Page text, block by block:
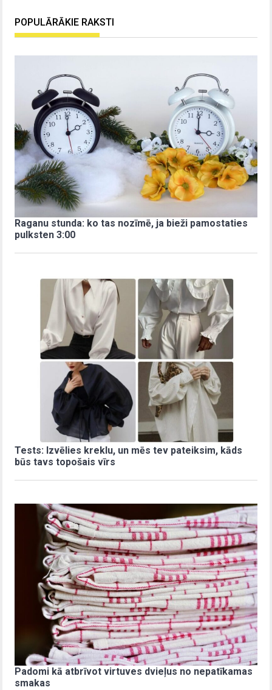
POPULĀRĀKIE RAKSTI
Raganu stunda: ko tas nozīmē, ja bieži pamostaties
pulksten 3:00
Tests: Izvēlies kreklu, un mēs tev pateiksim, kāds
būs tavs topošais vīrs
Padomi kā atbrīvot virtuves dvieļus no nepatīkamas
smakas